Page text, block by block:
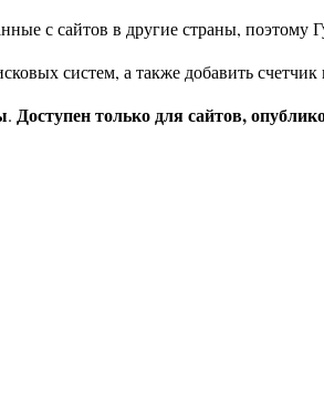
с сайтов в другие страны,
систем, а также добавить счетчик
. Доступен только для сайтов,